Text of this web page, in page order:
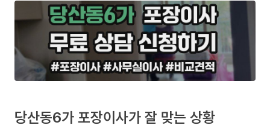
당산동6가 포장이사가 잘 맞는 상황